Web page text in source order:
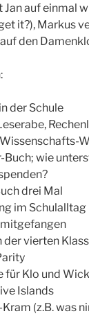
auf einmal
it?), Markus
den
der Schule
wie
drei Mal
im Schulalltag
der vierten
für Klo und
Islands
(z.B. was